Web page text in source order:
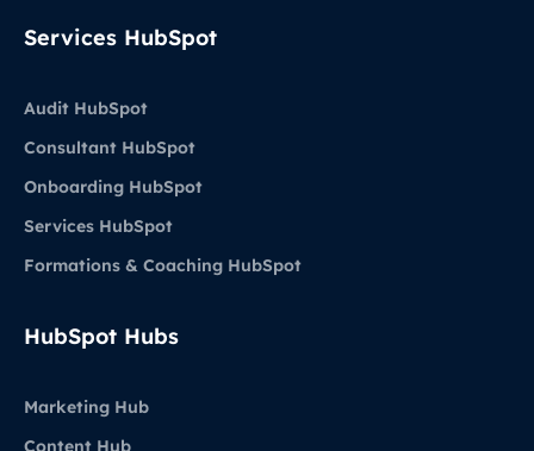
Services HubSpot
Audit HubSpot
Consultant HubSpot
Onboarding HubSpot
Services HubSpot
Formations & Coaching HubSpot
HubSpot Hubs
Marketing Hub
Content Hub